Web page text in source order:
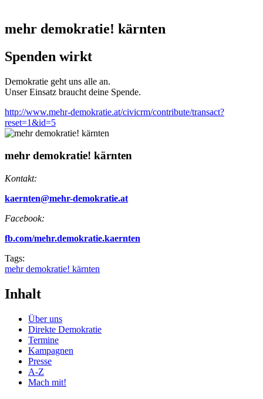
mehr demokratie! kärnten
Spenden wirkt
Demokratie geht uns alle an.
Unser Einsatz braucht deine Spende.
http://www.mehr-demokratie.at/civicrm/contribute/transact?
reset=1&id=5
mehr demokratie! kärnten
Kontakt:
kaernten@mehr-demokratie.at
Facebook:
fb.com/mehr.demokratie.kaernten
Tags:
mehr demokratie! kärnten
Inhalt
Über uns
Direkte Demokratie
Termine
Kampagnen
Presse
A-Z
Mach mit!